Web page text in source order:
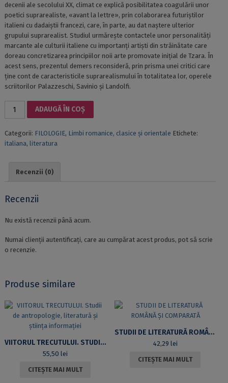
decenii ale secolului XX, climat ce explică posibilitatea coagulării unor
poetici suprarealiste, «avant la lettre», prin colaborarea futuriștilor
italieni cu dadaiștii francezi, care, în parte, au dat naștere ulterior
grupului suprarealist. Studiul urmărește contactele unor personalități
marcante ale culturii italiene cu importanți artiști din străinătate care
doreau concretizarea principiilor noii arte promovate inițial de Tzara. În
acest sens, prezentul demers reconsideră, prin prisma unei critici care
ține cont de caracteristicile suprarealismului în totalitatea lor, operele
scriitorilor Palazzeschi, Savinio și Landolfi.
ÎN
LITERATURA
ADAUGĂ ÎN COȘ
Categorii: FILOLOGIE, Limbi romanice, clasice și orientale Etichete:
italiana, literatura
Recenzii (0)
Recenzii
Nu există recenzii până acum.
Numai clienții autentificați, care au cumpărat acest produs, pot să scrie
o recenzie.
Produse similare
VIITORUL TRECUTULUI. STUDII DE ANTROPOLOGIE, LITERATURĂ ȘI ȘTIINȚA INFORMAȚIEI
55,50 lei
CITEȘTE MAI MULT
STUDII DE LITERATURĂ ROMÂNĂ ȘI COMPARATĂ
42,29 lei
CITEȘTE MAI MULT